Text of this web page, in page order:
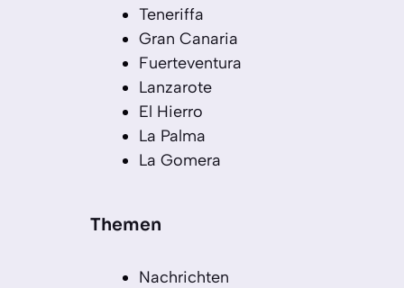
Teneriffa
Gran Canaria
Fuerteventura
Lanzarote
El Hierro
La Palma
La Gomera
Themen
Nachrichten